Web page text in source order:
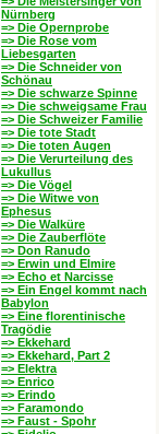
Nürnberg
=> Die Opernprobe
=> Die Rose vom
Liebesgarten
=> Die Schneider von
Schönau
=> Die schwarze Spinne
=> Die schweigsame Frau
=> Die Schweizer Familie
=> Die tote Stadt
=> Die toten Augen
=> Die Verurteilung des
Lukullus
=> Die Vögel
=> Die Witwe von
Ephesus
=> Die Walküre
=> Die Zauberflöte
=> Don Ranudo
=> Erwin und Elmire
=> Echo et Narcisse
=> Ein Engel kommt nach
Babylon
=> Eine florentinische
Tragödie
=> Ekkehard
=> Ekkehard, Part 2
=> Elektra
=> Enrico
=> Erindo
=> Faramondo
=> Faust - Spohr